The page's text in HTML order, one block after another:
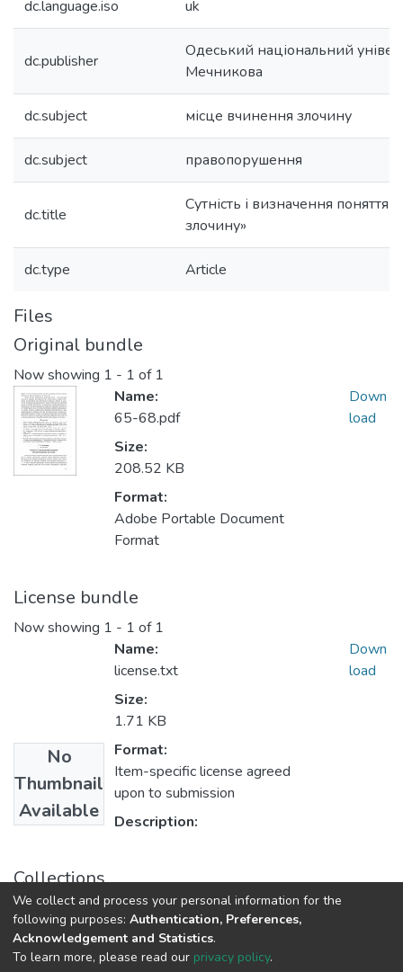
dc.language.iso uk
dc.publisher
Одеський національний
Мечникова
dc.subject місце вчинення злочину
dc.subject правопорушення
dc.title
Сутність і визначення поняття
злочину»
dc.type Article
Files
Original bundle
Now showing 1 - 1 of 1
Name:
65-68.pdf
Size:
208.52 KB
Format:
Adobe Portable Document
Format
Down
load
License bundle
Now showing 1 - 1 of 1
No
Thumbnail
Available
Name:
license.txt
Size:
1.71 KB
Format:
Item-specific license agreed
upon to submission
Description:
Down
load
Collections
Статті та доповіді ЕПФ
We collect and process your personal information for the
following purposes: Authentication, Preferences,
Acknowledgement and Statistics.
To learn more, please read our privacy policy.